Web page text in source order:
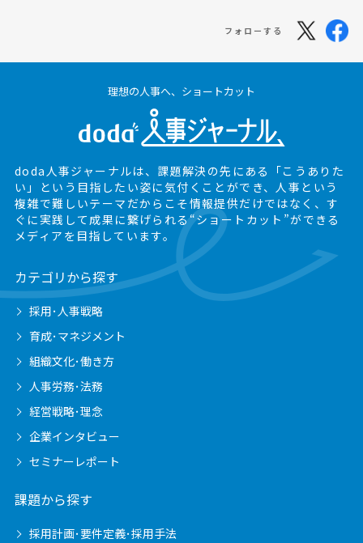
フォローする
理想の人事へ、ショートカット
doda人事ジャーナルは、課題解決の先にある
「こうありた
い」という目指したい姿に気付くことができ、人事という
複雑で難しいテーマだからこそ情報提供だけではなく、 す
ぐに実践して成果に繋げられる“ショートカット”ができる
メディアを目指しています。
カテゴリから探す
採用･人事戦略
育成･マネジメント
組織文化･働き方
人事労務･法務
経営戦略･理念
企業インタビュー
セミナーレポート
課題から探す
採用計画･要件定義･採用手法